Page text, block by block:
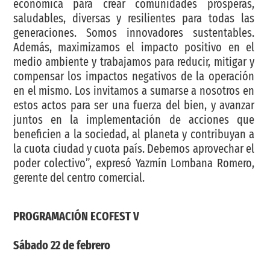
económica para crear comunidades prósperas,
saludables, diversas y resilientes para todas las
generaciones. Somos innovadores sustentables.
Además, maximizamos el impacto positivo en el
medio ambiente y trabajamos para reducir, mitigar y
compensar los impactos negativos de la operación
en el mismo. Los invitamos a sumarse a nosotros en
estos actos para ser una fuerza del bien, y avanzar
juntos en la implementación de acciones que
beneficien a la sociedad, al planeta y contribuyan a
la cuota ciudad y cuota país. Debemos aprovechar el
poder colectivo”, expresó Yazmín Lombana Romero,
gerente del centro comercial.
PROGRAMACIÓN ECOFEST V
Sábado 22 de febrero